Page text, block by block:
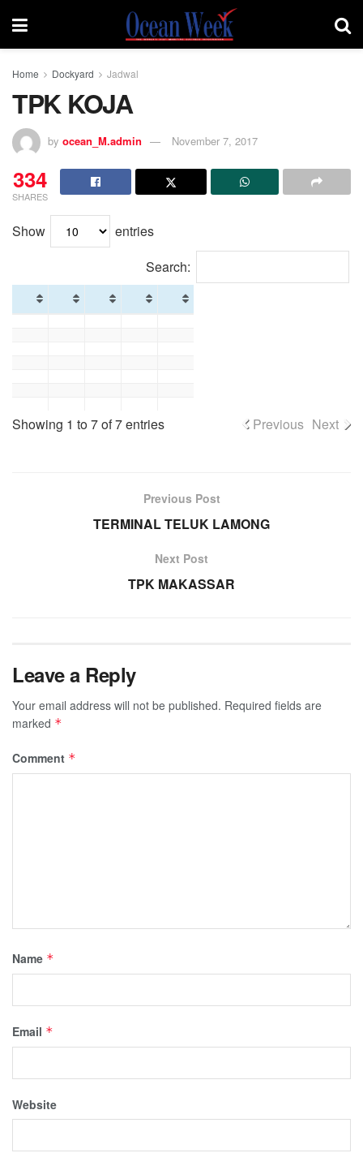
Home Dockyard Jadwal
TPK KOJA
by ocean_M.admin November 7, 2017
334
SHARES
Show
entries
Search:
Showing 1 to 7 of 7 entries Previous Next
Previous Post
TERMINAL TELUK LAMONG
Next Post
TPK MAKASSAR
Leave a Reply
Your email address will not be published. Required fields are
marked *
Comment *
Name *
Email *
Website